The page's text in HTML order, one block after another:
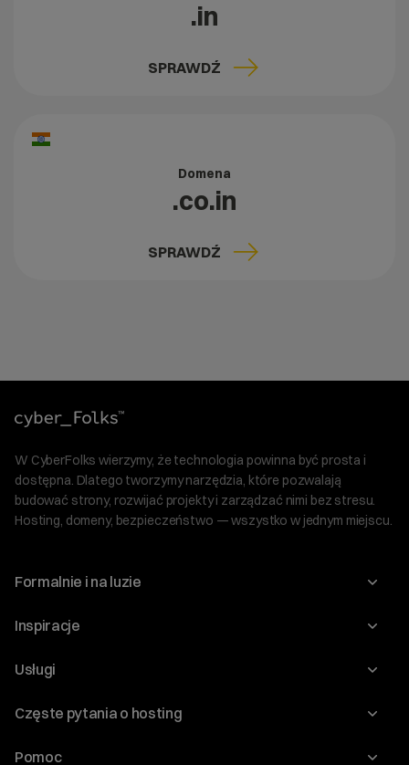
.in
SPRAWDŹ
Domena
.co.in
SPRAWDŹ
W CyberFolks wierzymy, że technologia powinna być prosta i
dostępna. Dlatego tworzymy narzędzia, które pozwalają
budować strony, rozwijać projekty i zarządzać nimi bez stresu.
Hosting, domeny, bezpieczeństwo — wszystko w jednym miejscu.
Formalnie i na luzie
O nas
Program Korzyści dla Inwestorów
Regulaminy i specyfikacje
Inspiracje
Blog
WordPress
Audyt stron
Usługi
Domeny
Częste pytania o hosting
Jak przenieść stronę?
Pomoc